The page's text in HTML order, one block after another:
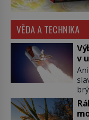
VĚDA A TECHNIKA
v